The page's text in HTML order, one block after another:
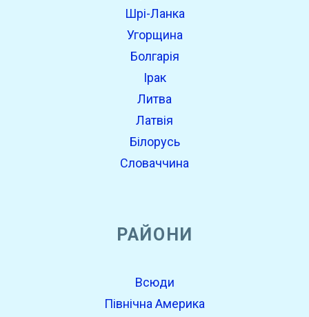
Шрі-Ланка
Угорщина
Болгарія
Ірак
Литва
Латвія
Білорусь
Словаччина
РАЙОНИ
Всюди
Північна Америка